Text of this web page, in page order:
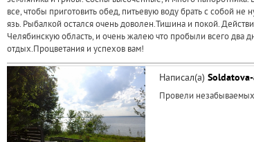
все, чтобы приготовить обед, питьевую воду брать с собой
язь. Рыбалкой остался очень доволен.Тишина и покой.
Челябинскую область, и очень жалею что пробыли всего два
отдых.Процветания и успехов вам!
Написал(а)
Провели незабываемых